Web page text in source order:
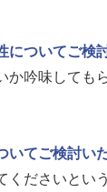
についてご検
か吟味しても
いてご検討い
くださいとい